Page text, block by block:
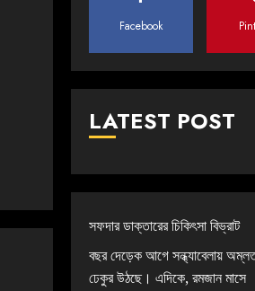
Facebook
LATEST POST
সফদার ডাক্তারের চিকিৎসা বিভ্রাট
বছর দেড়েক আগে সন্ধ্যাবেলায়
ঢেকুর উঠছে। এদিকে, রমজান মাসে